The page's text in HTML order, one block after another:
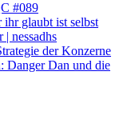
#089
glaubt ist selbst
nessadhs
der Konzerne
Danger Dan und die